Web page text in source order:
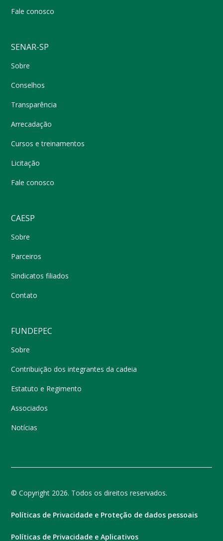
Fale conosco
SENAR-SP
Sobre
Conselhos
Transparência
Arrecadação
Cursos e treinamentos
Licitação
Fale conosco
CAESP
Sobre
Parceiros
Sindicatos filiados
Contato
FUNDEPEC
Sobre
Contribuição dos integrantes da cadeia
Estatuto e Regimento
Associados
Notícias
© Copyright 2026. Todos os direitos reservados.
Políticas de Privacidade e Proteção de dados pessoais
Políticas de Privacidade e Aplicativos